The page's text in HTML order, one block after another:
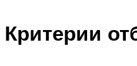
Критерии